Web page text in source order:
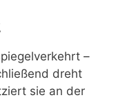
–
dreht
sie an der